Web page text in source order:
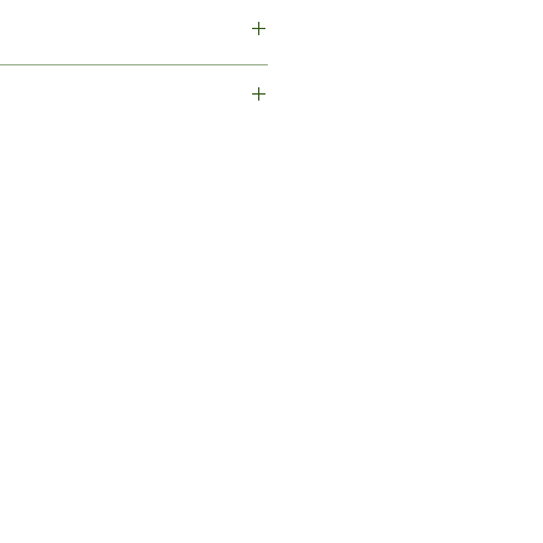
even inwerken en spoel af.
Lactobacillus/Coconut Fruit